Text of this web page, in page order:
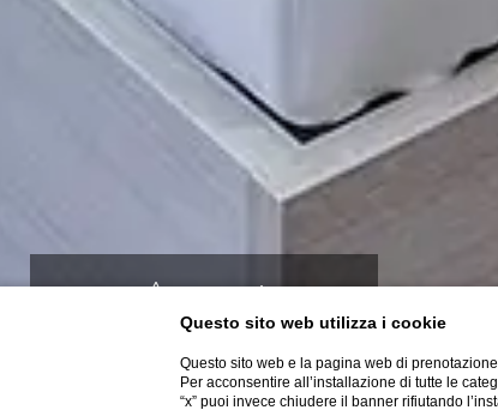
Vantaggi
Cancellazione gratuita, senza
Questo sito web utilizza i cookie
Questo sito web e la pagina web di
Per acconsentire all’installazione di tutte le
“x” puoi invece chiudere il banner rifiutando